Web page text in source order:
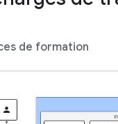
de formation